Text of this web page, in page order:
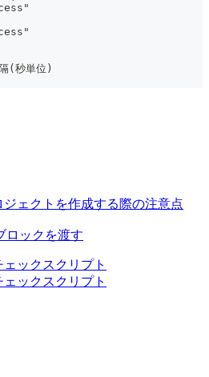
(秒単位)
ジェクトを作成する際の注意点
ロックを渡す
ックスクリプト
ックスクリプト